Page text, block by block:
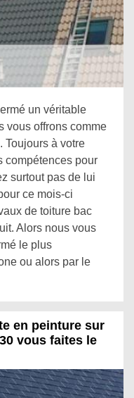
un véritable
vous offrons comme
Toujours à votre
compétences pour
surtout pas de lui
ce mois-ci
de toiture bac
Alors nous vous
le plus
ou alors par le
en peinture sur
vous faites le